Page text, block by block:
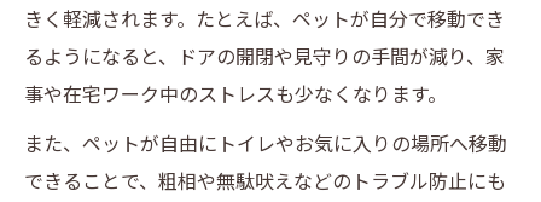
きく軽減されます。たとえば、ペットが自分で移動でき
るようになると、ドアの開閉や見守りの手間が減り、家
事や在宅ワーク中のストレスも少なくなります。
また、ペットが自由にトイレやお気に入りの場所へ移動
できることで、粗相や無駄吠えなどのトラブル防止にも